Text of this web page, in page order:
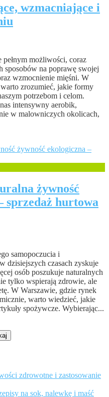
wzmacniające i
możliwości, coraz
sposobów na poprawę swojej
wzmocnienie mięśni. W
zrozumieć, jakie formy
potrzebom i celom.
intensywny aerobik,
w malowniczych okolicach,
żywność
sprzedaż hurtowa
samopoczucia i
dzisiejszych czasach zyskuje
osób poszukuje naturalnych
tylko wspierają zdrowie, ale
W Warszawie, gdzie rynek
warto wiedzieć, jakie
spożywcze. Wybierając...
zdrowotne i zastosowanie
na sok, nalewkę i maść